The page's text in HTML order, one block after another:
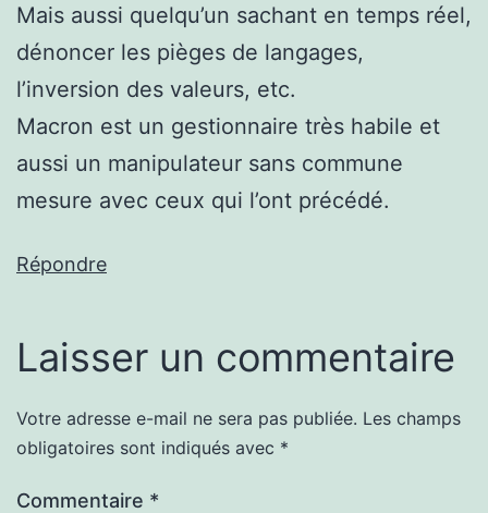
Mais aussi quelqu’un sachant en temps réel,
dénoncer les pièges de langages,
l’inversion des valeurs, etc.
Macron est un gestionnaire très habile et
aussi un manipulateur sans commune
mesure avec ceux qui l’ont précédé.
Répondre
Laisser un commentaire
Votre adresse e-mail ne sera pas publiée. Les champs
obligatoires sont indiqués avec *
Commentaire *